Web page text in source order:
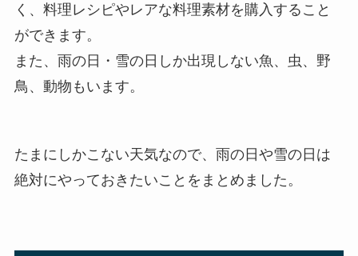
く、料理レシピやレアな料理素材を購入すること
ができます。
また、雨の日・雪の日しか出現しない魚、虫、野
鳥、動物もいます。
たまにしかこない天気なので、雨の日や雪の日は
絶対にやっておきたいことをまとめました。